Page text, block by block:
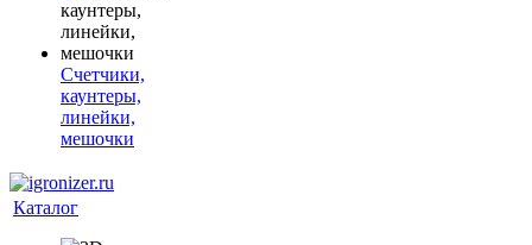
Счетчики,
каунтеры,
линейки,
мешочки
Каталог